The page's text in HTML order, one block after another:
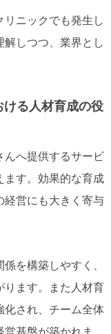
ニックでも発生し
しつつ、業界とし
る人材育成の役
んへ提供するサービ
ます。効果的な育成
経営にも大きく寄与
を構築しやすく、
ります。また人材育
化され、チーム全体